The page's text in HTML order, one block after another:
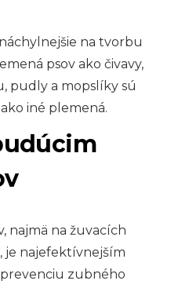
na tvorbu
psov ako čivavy,
pudly a mopslíky sú
iné plemená.
najmä na žuvacích
je najefektívnejším
zubného